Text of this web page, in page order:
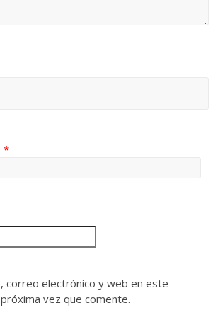
*
correo electrónico y web en este
vez que comente.